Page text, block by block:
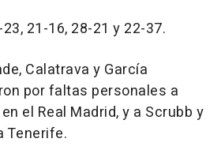
23, 21-16, 28-21 y 22-37.
Calatrava y García
por faltas personales a
el Real Madrid, y a Scrubb y
Tenerife.